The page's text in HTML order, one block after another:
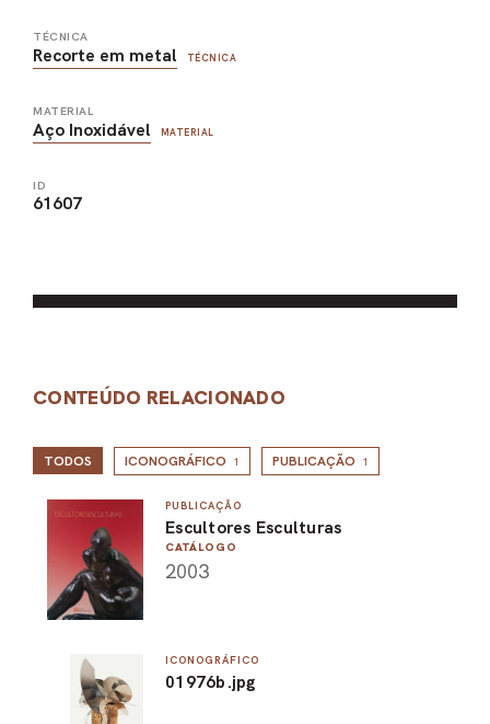
TÉCNICA
Recorte em metal TÉCNICA
MATERIAL
Aço Inoxidável MATERIAL
ID
61607
CONTEÚDO RELACIONADO
TODOS ICONOGRÁFICO 1 PUBLICAÇÃO 1
PUBLICAÇÃO
Escultores Esculturas
CATÁLOGO
2003
ICONOGRÁFICO
01976b.jpg